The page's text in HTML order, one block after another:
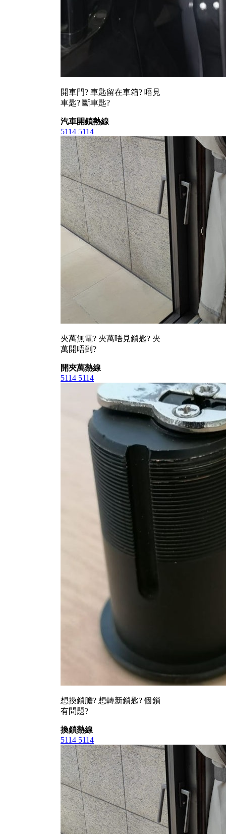
開車門? 車匙留在車箱? 唔見
車匙? 斷車匙?
汽車開鎖熱線
5114 5114
夾萬無電? 夾萬唔見鎖匙? 夾
萬開唔到?
開夾萬熱線
5114 5114
想換鎖膽? 想轉新鎖匙? 個鎖
有問題?
換鎖熱線
5114 5114